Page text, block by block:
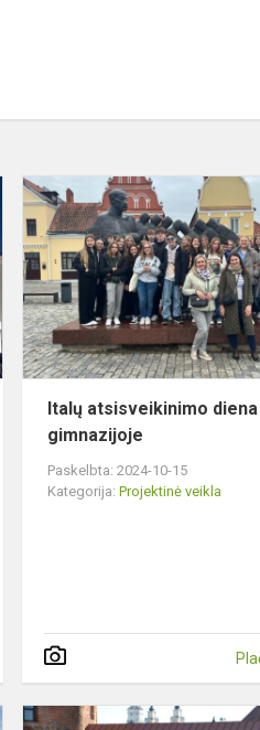
vediamo
presto!
Svečių
Italijos
kelionė
namo
Italų atsisveikinimo diena
gimnazijoje
Paskelbta: 2024-10-15
Kategorija:Projektinė veikla
Italų